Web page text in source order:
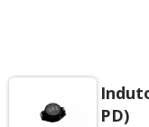
PD)